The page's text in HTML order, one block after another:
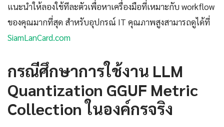
แนะนำให้ลองใช้ทีละตัวเพื่อหาเครื่องมือที่เหมาะกับ workflow
ของคุณมากที่สุด สำหรับอุปกรณ์ IT คุณภาพสูงสามารถดูได้ที่
SiamLanCard.com
กรณีศึกษาการใช้งาน LLM
Quantization GGUF Metric
Collection ในองค์กรจริง